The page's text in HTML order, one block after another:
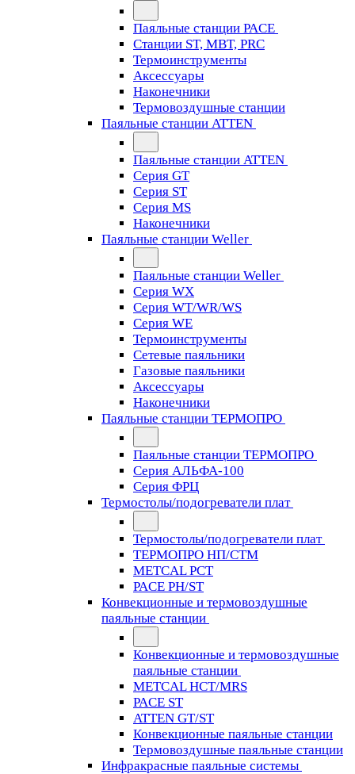
Паяльные станции PACE
Станции ST, MBT, PRC
Термоинструменты
Аксессуары
Наконечники
Термовоздушные станции
Паяльные станции ATTEN
Паяльные станции ATTEN
Серия GT
Серия ST
Серия MS
Наконечники
Паяльные станции Weller
Паяльные станции Weller
Серия WX
Серия WT/WR/WS
Серия WE
Термоинструменты
Сетевые паяльники
Газовые паяльники
Аксессуары
Наконечники
Паяльные станции ТЕРМОПРО
Паяльные станции ТЕРМОПРО
Серия АЛЬФА-100
Серия ФРЦ
Термостолы/подогреватели плат
Термостолы/подогреватели плат
ТЕРМОПРО НП/СТМ
METCAL PCT
PACE PH/ST
Конвекционные и термовоздушные
паяльные станции
Конвекционные и термовоздушные
паяльные станции
METCAL HCT/MRS
PACE ST
ATTEN GT/ST
Конвекционные паяльные станции
Термовоздушные паяльные станции
Инфракрасные паяльные системы